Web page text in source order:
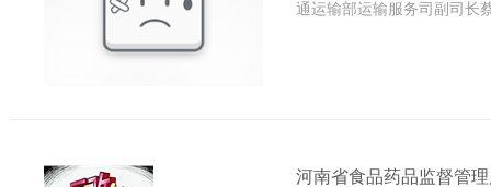
通运输部运输服务司副司长
河南省食品药品监督管